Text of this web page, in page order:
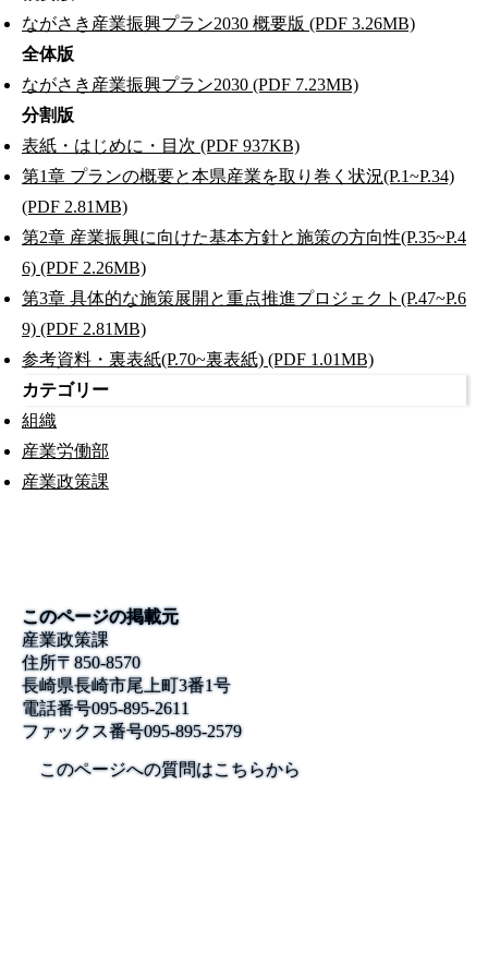
ながさき産業振興プラン2030 概要版 (PDF 3.26MB)
全体版
ながさき産業振興プラン2030 (PDF 7.23MB)
分割版
表紙・はじめに・目次 (PDF 937KB)
第1章 プランの概要と本県産業を取り巻く状況(P.1~P.34)
(PDF 2.81MB)
第2章 産業振興に向けた基本方針と施策の方向性(P.35~P.4
6) (PDF 2.26MB)
第3章 具体的な施策展開と重点推進プロジェクト(P.47~P.6
9) (PDF 2.81MB)
参考資料・裏表紙(P.70~裏表紙) (PDF 1.01MB)
カテゴリー
組織
産業労働部
産業政策課
このページの掲載元
産業政策課
住所〒850-8570
長崎県長崎市尾上町3番1号
電話番号095-895-2611
ファックス番号095-895-2579
このページへの質問はこちらから